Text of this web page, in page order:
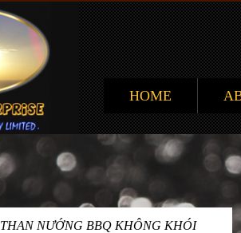
HOME
THAN NƯỚNG BBQ KHÔNG KHÓI